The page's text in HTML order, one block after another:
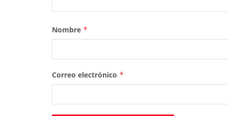
Nombre *
Correo electrónico *